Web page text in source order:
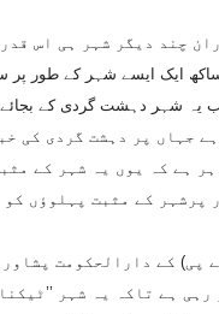
چند دیگر شہر ہی اس
ایک ایسے شہر کے طور پر
شہر دہشت گردی کے بجائے
ہے جہاں پر دہشت گردی
ہے کہ یوں یہ شہر کے
پرشہر کے مثبت پہلوؤں
(کے پی) کے دارالحکومت
ہے تاکہ یہ شہر